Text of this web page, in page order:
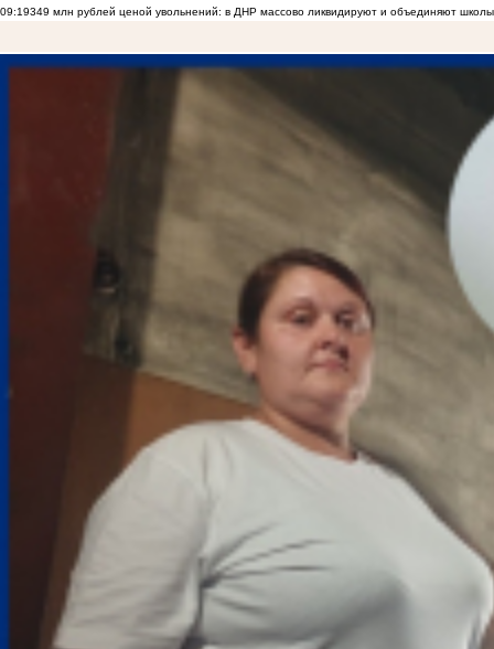
09:19349 млн рублей ценой увольнений: в ДНР массово ликвидируют и объединяют